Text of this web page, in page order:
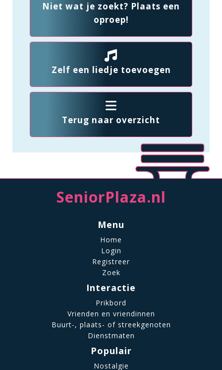
Niet wat je zoekt? Plaats een
oproep!
Zelf een liedje toevoegen
Terug naar overzicht
SeniorPlaza.nl
Menu
Home
Login
Registreer
Zoek
Interactie
Prikbord
Vrienden en vriendinnen
Buurt-, plaats- of streekgenoten
Dienstmaten
Populair
Nostalgie